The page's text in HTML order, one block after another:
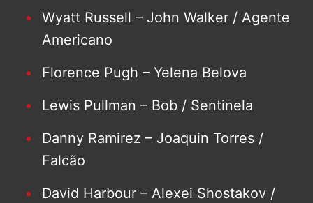
Wyatt Russell – John Walker / Agente
Americano
Florence Pugh – Yelena Belova
Lewis Pullman – Bob / Sentinela
Danny Ramirez – Joaquin Torres /
Falcão
David Harbour – Alexei Shostakov /